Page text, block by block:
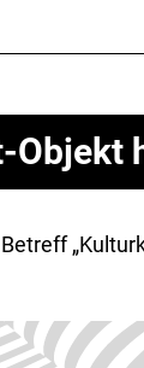
Objekt